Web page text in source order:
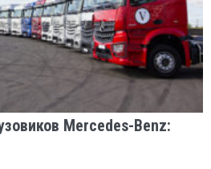
Mercedes-Benz: